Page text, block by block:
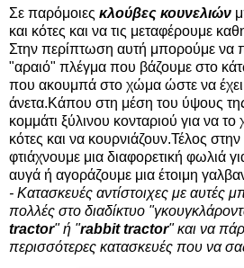
Σε παρόμοιες κλούβες κουνελιών
και κότες και να τις μεταφέρουμε
Στην περίπτωση αυτή μπορούμε να
"αραιό" πλέγμα που βάζουμε στο
που ακουμπά στο χώμα ώστε να
άνετα.Κάπου στη μέση του ύψους
κομμάτι ξύλινου κονταριού για να το
κότες και να κουρνιάζουν.Τέλος
φτιάχνουμε μια διαφορετική φωλιά
αυγά ή αγοράζουμε μια έτοιμη
- Κατασκευές αντίστοιχες με αυτές
πολλές στο διαδίκτυο
tractor" ή "rabbit tractor" και να
περισσότερες κατασκευές που να